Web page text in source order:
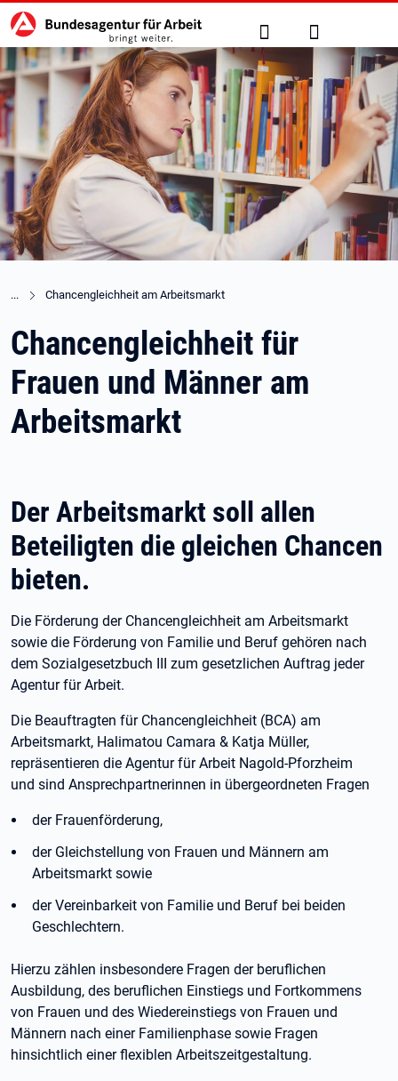
zu den Hauptinhalten springen
Hauptnavigation Suche Anmelden
Chancengleichheit am Arbeitsmarkt
Chancengleichheit für
Frauen und Männer am
Arbeitsmarkt
Der Arbeitsmarkt soll allen
Beteiligten die gleichen Chancen
bieten.
Die Förderung der Chancengleichheit am Arbeitsmarkt
sowie die Förderung von Familie und Beruf gehören nach
dem Sozialgesetzbuch III zum gesetzlichen Auftrag jeder
Agentur für Arbeit.
Die Beauftragten für Chancengleichheit (BCA) am
Arbeitsmarkt, Halimatou Camara & Katja Müller,
repräsentieren die Agentur für Arbeit Nagold-Pforzheim
und sind Ansprechpartnerinnen in übergeordneten Fragen
der Frauenförderung,
der Gleichstellung von Frauen und Männern am
Arbeitsmarkt sowie
der Vereinbarkeit von Familie und Beruf bei beiden
Geschlechtern.
Hierzu zählen insbesondere Fragen der beruflichen
Ausbildung, des beruflichen Einstiegs und Fortkommens
von Frauen und des Wiedereinstiegs von Frauen und
Männern nach einer Familienphase sowie Fragen
hinsichtlich einer flexiblen Arbeitszeitgestaltung.